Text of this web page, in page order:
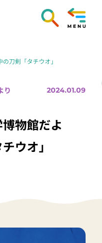
刀剣「タチウオ」
り 2024.01.09
博物館だよ
ウオ」